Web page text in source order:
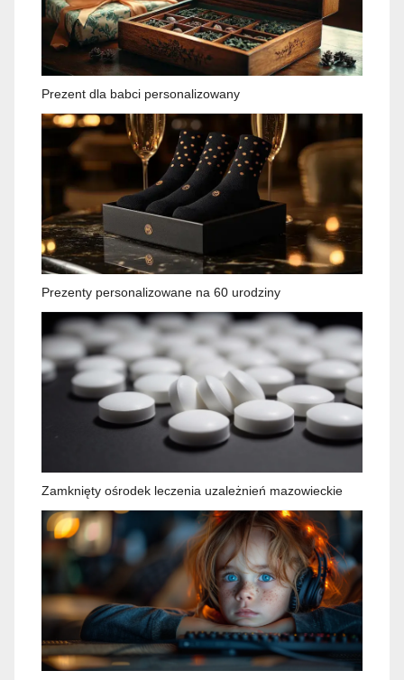
Prezent dla babci personalizowany
Prezenty personalizowane na 60 urodziny
Zamknięty ośrodek leczenia uzależnień mazowieckie